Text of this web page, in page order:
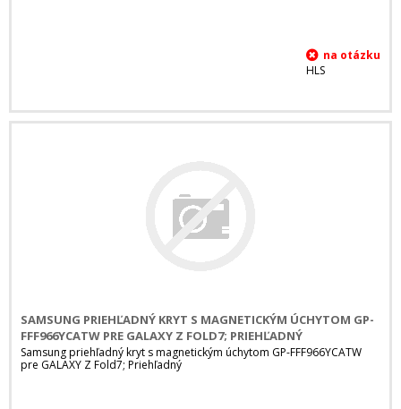
HLS
SAMSUNG PRIEHĽADNÝ KRYT S MAGNETICKÝM ÚCHYTOM GP-
FFF966YCATW PRE GALAXY Z FOLD7; PRIEHĽADNÝ
Samsung priehľadný kryt s magnetickým úchytom GP-FFF966YCATW
pre GALAXY Z Fold7; Priehľadný